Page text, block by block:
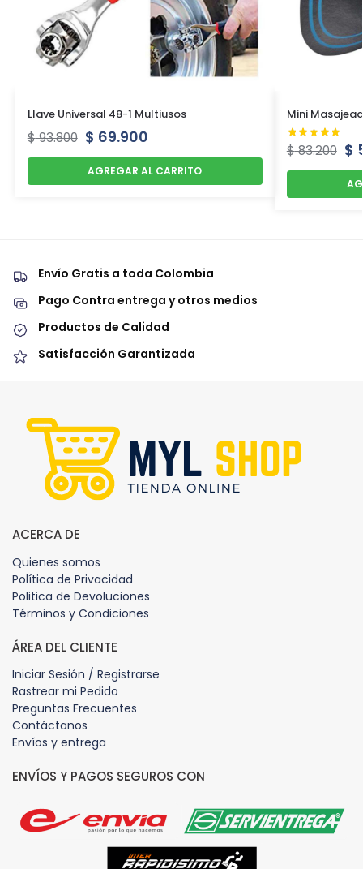
Llave Universal 48-1 Multiusos
$93.800 $ 69.900
AGREGAR AL CARRITO
Mini
$83.200 $
Envío Gratis a toda Colombia
Pago Contra entrega y otros medios
Productos de Calidad
Satisfacción Garantizada
ACERCA DE
Quienes somos
Política de Privacidad
Politica de Devoluciones
Términos y Condiciones
ÁREA DEL CLIENTE
Iniciar Sesión / Registrarse
Rastrear mi Pedido
Preguntas Frecuentes
Contáctanos
Envíos y entrega
ENVÍOS Y PAGOS SEGUROS CON